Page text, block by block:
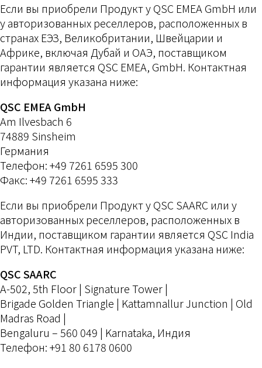
Если вы приобрели Продукт у QSC EMEA GmbH или
у авторизованных реселлеров, расположенных в
странах ЕЭЗ, Великобритании, Швейцарии и
Африке, включая Дубай и ОАЭ, поставщиком
гарантии является QSC EMEA, GmbH. Контактная
информация указана ниже:
QSC EMEA GmbH
Am Ilvesbach 6
74889 Sinsheim
Германия
Телефон: +49 7261 6595 300
Факс: +49 7261 6595 333
Если вы приобрели Продукт у QSC SAARC или у
авторизованных реселлеров, расположенных в
Индии, поставщиком гарантии является QSC India
PVT, LTD. Контактная информация указана ниже:
QSC SAARC
A-502, 5th Floor | Signature Tower |
Brigade Golden Triangle | Kattamnallur Junction | Old
Madras Road |
Bengaluru – 560 049 | Karnataka, Индия
Телефон: +91 80 6178 0600